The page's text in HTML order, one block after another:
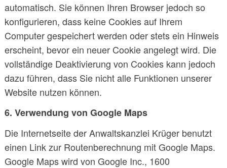
automatisch. Sie können Ihren Browser jedoch so
konfigurieren, dass keine Cookies auf Ihrem
Computer gespeichert werden oder stets ein Hinweis
erscheint, bevor ein neuer Cookie angelegt wird. Die
vollständige Deaktivierung von Cookies kann jedoch
dazu führen, dass Sie nicht alle Funktionen unserer
Website nutzen können.
6. Verwendung von Google Maps
Die Internetseite der Anwaltskanzlei Krüger benutzt
einen Link zur Routenberechnung mit Google Maps.
Google Maps wird von Google Inc., 1600